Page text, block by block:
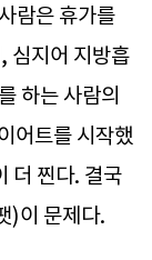
람은 휴가를
심지어 지방흡
하는 사람의
어트를 시작했
더 찐다. 결국
)이 문제다.